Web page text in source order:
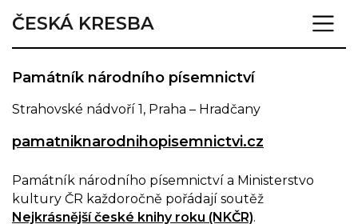
ČESKÁ KRESBA
Památník národního písemnictví
Strahovské nádvoří 1, Praha – Hradčany
pamatniknarodnihopisemnictvi.cz
Památník národního písemnictví a Ministerstvo
kultury ČR každoročně pořádají soutěž
Nejkrásnější české knihy roku (NKČR).